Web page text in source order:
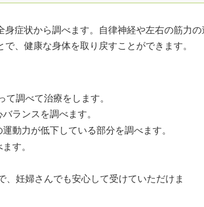
身症状から調べます。自律神経や左右の筋力の
、健康な身体を取り戻すことができます。
調べて治療をします。
ランスを調べます。
動力が低下している部分を調べます。
す。
妊婦さんでも安心して受けていただけま